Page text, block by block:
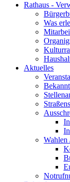
Rathaus -
Was
Aktuelles
Wahlen